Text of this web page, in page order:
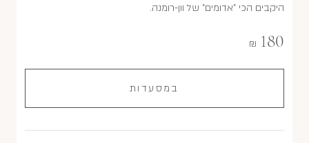
היקבים הכי "אדומים" של וון-רומנה.
180
₪
במסעדות